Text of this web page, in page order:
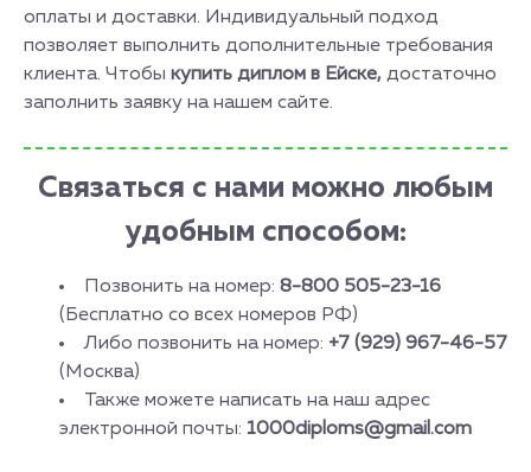
оплаты и доставки. Индивидуальный подход
позволяет выполнить дополнительные требования
клиента. Чтобы купить диплом в Ейске, достаточно
заполнить заявку на нашем сайте.
Связаться с нами можно любым
удобным способом:
Позвонить на номер: 8-800 505-23-16
(Бесплатно со всех номеров РФ)
Либо позвонить на номер: +7 (929) 967-46-57
(Москва)
Также можете написать на наш адрес
электронной почты: 1000diploms@gmail.com